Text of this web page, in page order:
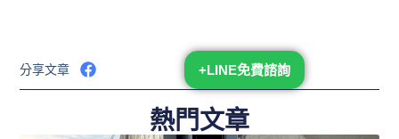
分享文章 +LINE免費諮詢
熱門文章